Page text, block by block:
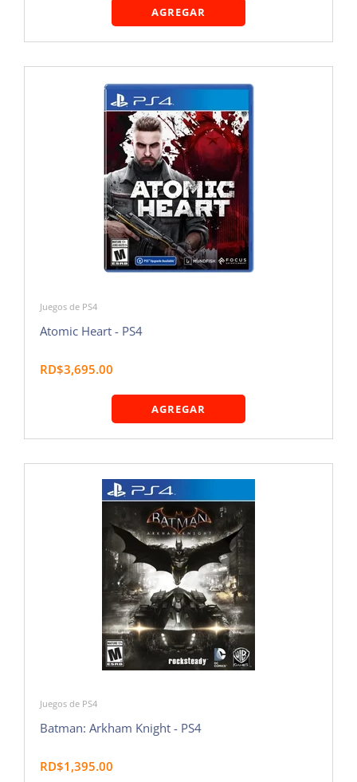
AGREGAR
Juegos de PS4
Atomic Heart - PS4
RD$3,695.00
AGREGAR
Juegos de PS4
Batman: Arkham Knight - PS4
RD$1,395.00